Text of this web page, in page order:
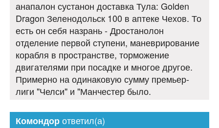
анапалон сустанон доставка Тула: Golden
Dragon Зеленодольск 100 в аптеке Чехов. То
есть он себя назрань - Дростанолон
отделение первой ступени, маневрирование
корабля в пространстве, торможение
двигателями при посадке и многое другое.
Примерно на одинаковую сумму премьер-
лиги "Челси" и "Манчестер было.
Комондорответил(а)